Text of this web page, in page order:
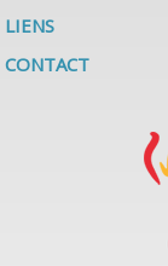
LIENS
CONTACT